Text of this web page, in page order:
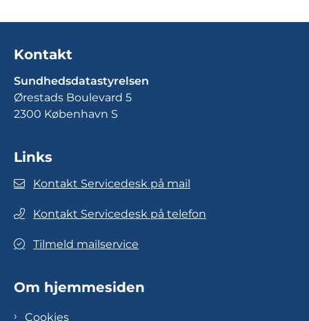
Kontakt
Sundhedsdatastyrelsen
Ørestads Boulevard 5
2300 København S
Links
Kontakt Servicedesk på mail
Kontakt Servicedesk på telefon
Tilmeld mailservice
Om hjemmesiden
Cookies